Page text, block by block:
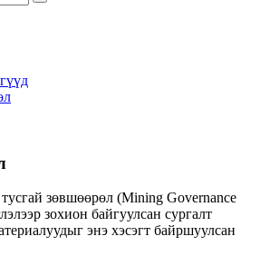
зөвшөөрөл (Mining Governance
зохион байгуулсан сургалт
энэ хэсэгт байршуулсан